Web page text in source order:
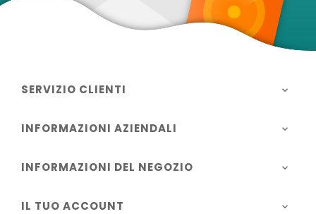
SERVIZIO CLIENTI 
INFORMAZIONI AZIENDALI 
INFORMAZIONI DEL NEGOZIO 
IL TUO ACCOUNT 